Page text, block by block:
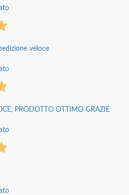
veloce
PRODOTTO OTTIMO GRAZIE